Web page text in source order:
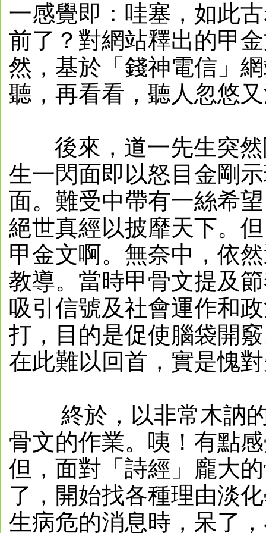
一感覺即：哇塞，如此
前了？對網站釋出的甲
然，基於「錢神電信」
聽，再看看，聽人忽悠
後來，道一先生突然
生一閃面即以怒目金剛
面。難受中帶有一絲希
絕世真經以披靡天下。
甲金文啊。無奈中，依
教導。當時甲骨文提及
吸引信號及社會運作和
打，目的是促使腦袋開
在此難以回首，實是愧
終於，以非常木訥的
骨文的作業。咦！有點
但，面對「詩經」龐大
了，開始找各種理由淡
生病危的消息時，呆了